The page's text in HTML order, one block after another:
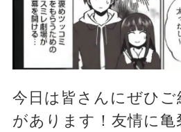
今日は皆さんにぜひご
があります！友情に亀